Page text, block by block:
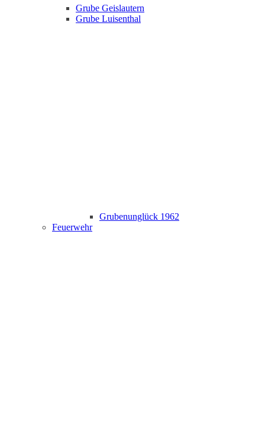
Grube Geislautern
Grube Luisenthal
Grubenunglück 1962
Feuerwehr